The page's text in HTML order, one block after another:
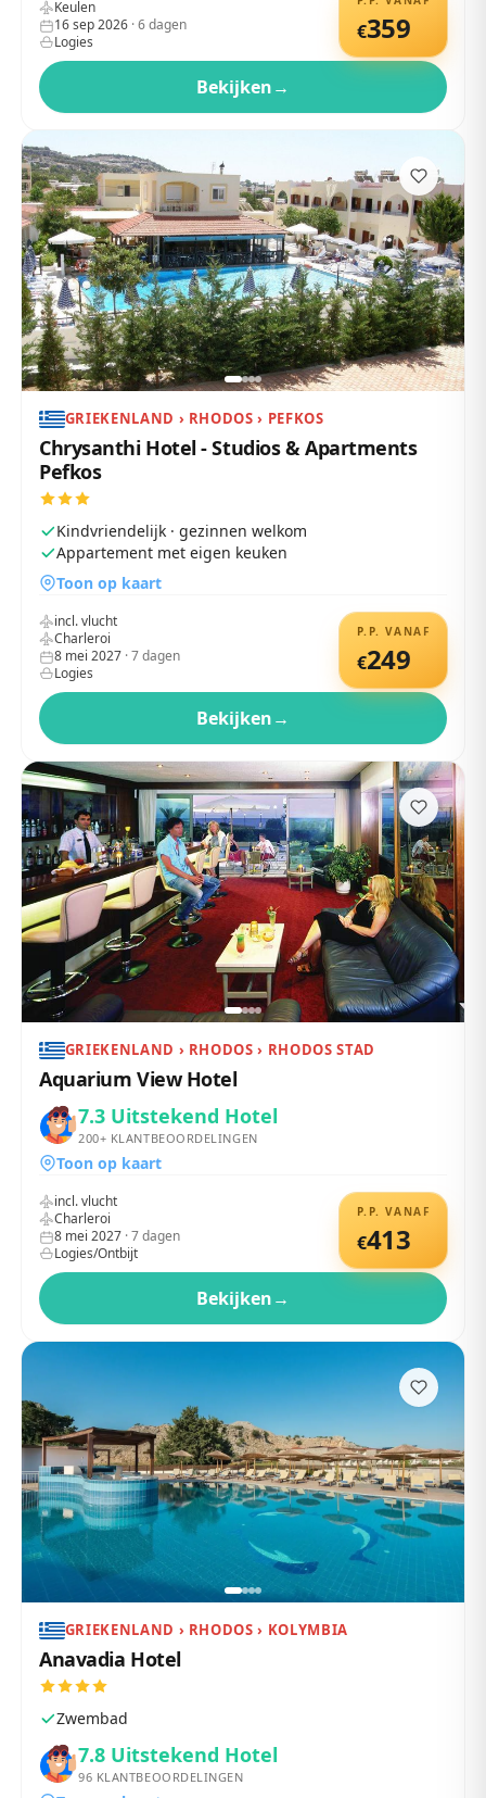
€359
Keulen
16 sep 2026 ·6dagen
Logies
Bekijken→
GRIEKENLAND › RHODOS › PEFKOS
Chrysanthi Hotel - Studios & Apartments
Pefkos
Kindvriendelijk · gezinnen welkom
Appartement met eigen keuken
Toon op kaart
P.P. VANAF
€249
incl. vlucht
Charleroi
8 mei 2027 ·7dagen
Logies
Bekijken→
GRIEKENLAND › RHODOS › RHODOS STAD
Aquarium View Hotel
7.3 Uitstekend Hotel
200+ KLANTBEOORDELINGEN
Toon op kaart
P.P. VANAF
€413
incl. vlucht
Charleroi
8 mei 2027 ·7dagen
Logies/Ontbijt
Bekijken→
GRIEKENLAND › RHODOS › KOLYMBIA
Anavadia Hotel
Zwembad
7.8 Uitstekend Hotel
96 KLANTBEOORDELINGEN